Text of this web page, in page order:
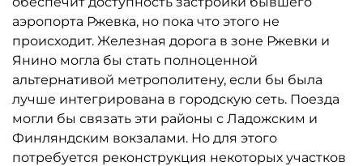
аэропорта Ржевка, но пока что этого не
происходит. Железная дорога в зоне Ржевки и
Янино могла бы стать полноценной
альтернативой метрополитену, если бы была
лучше интегрирована в городскую сеть. Поезда
могли бы связать эти районы с Ладожским и
Финляндским вокзалами. Но для этого
потребуется реконструкция некоторых участков